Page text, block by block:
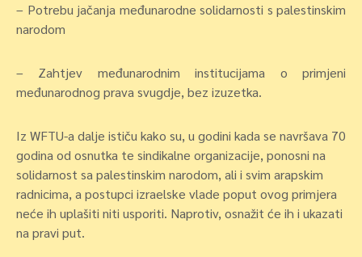
– Potrebu jačanja međunarodne solidarnosti s palestinskim
narodom
– Zahtjev međunarodnim institucijama o primjeni
međunarodnog prava svugdje, bez izuzetka.
Iz WFTU-a dalje ističu kako su, u godini kada se navršava 70
godina od osnutka te sindikalne organizacije, ponosni na
solidarnost sa palestinskim narodom, ali i svim arapskim
radnicima, a postupci izraelske vlade poput ovog primjera
neće ih uplašiti niti usporiti. Naprotiv, osnažit će ih i ukazati
na pravi put.